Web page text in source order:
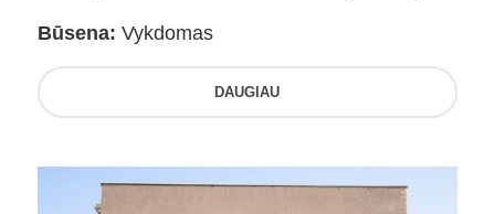
Būsena: Vykdomas
DAUGIAU